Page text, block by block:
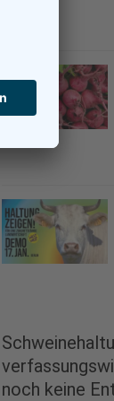
noch keine